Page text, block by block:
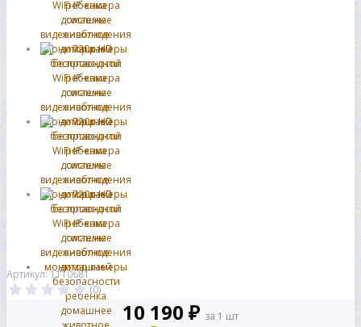
Артикул: 1110681
(0)
10 190 ₽ за 1 шт